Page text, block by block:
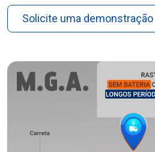
Solicite uma demonstração